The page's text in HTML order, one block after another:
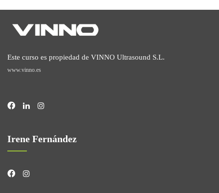
Este curso es propiedad de VINNO Ultrasound S.L.
www.vinno.es
Irene Fernández